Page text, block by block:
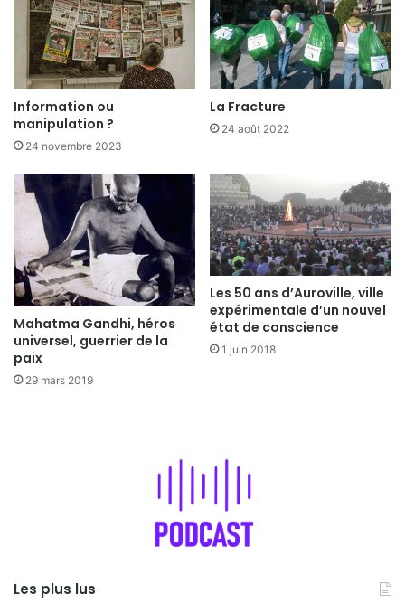
Information ou
manipulation ?
24 novembre 2023
La Fracture
24 août 2022
Mahatma Gandhi, héros
universel, guerrier de la
paix
29 mars 2019
Les 50 ans d’Auroville, ville
expérimentale d’un nouvel
état de conscience
1 juin 2018
Les plus lus